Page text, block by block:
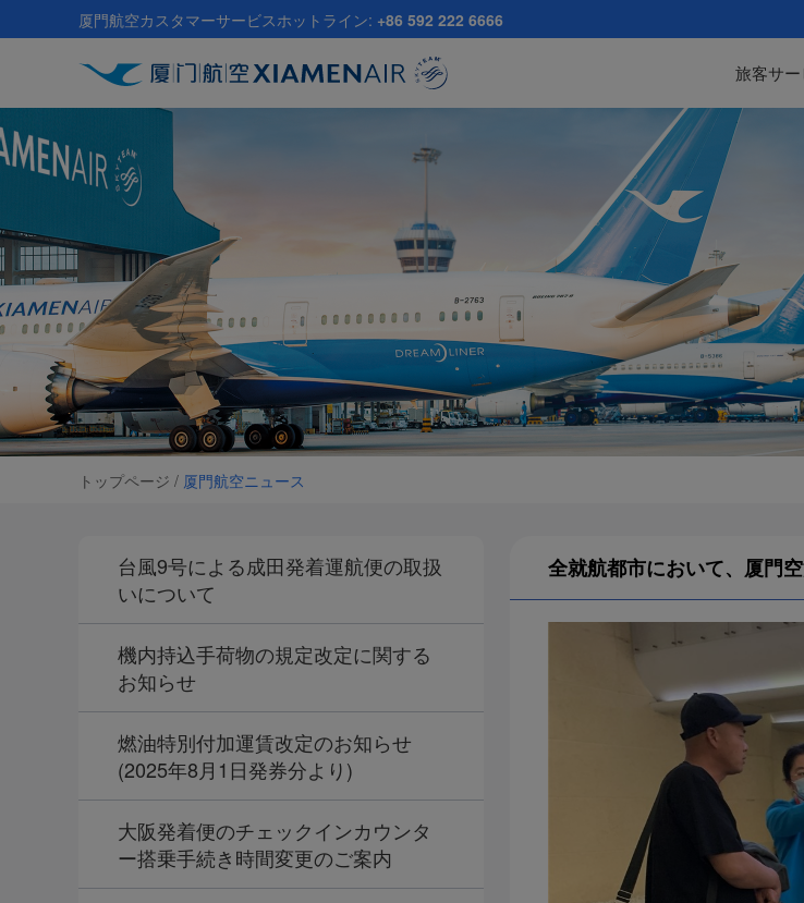
to
厦門航空カスタマーサービスホットライン: +86 592 222 6666
旅客サー
トップページ / 厦門航空ニュース
台風9号による成田発着運航便の取扱
いについて
機内持込手荷物の規定改定に関する
お知らせ
燃油特別付加運賃改定のお知らせ
(2025年8月1日発券分より)
大阪発着便のチェックインカウンタ
ー搭乗手続き時間変更のご案内
全就航都市において、厦門